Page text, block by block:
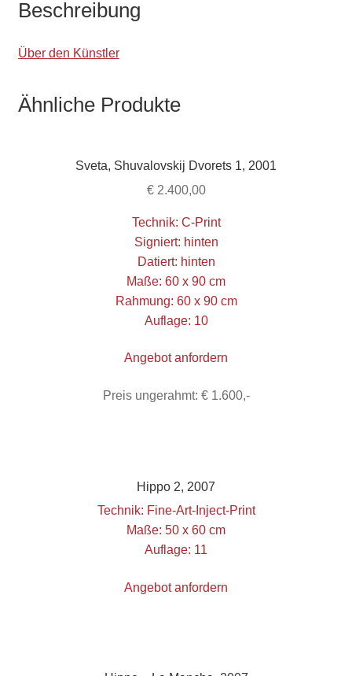
Beschreibung
Über den Künstler
Ähnliche Produkte
Sveta, Shuvalovskij Dvorets 1, 2001
€2.400,00
Technik: C-Print
Signiert: hinten
Datiert: hinten
Maße: 60 x 90 cm
Rahmung: 60 x 90 cm
Auflage: 10
Angebot anfordern
Preis ungerahmt: € 1.600,-
Hippo 2, 2007
Technik: Fine-Art-Inject-Print
Maße: 50 x 60 cm
Auflage: 11
Angebot anfordern